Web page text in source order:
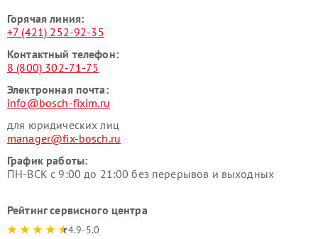
Горячая линия:
+7 (421) 252-92-35
Контактный телефон:
8 (800) 302-71-75
Электронная почта:
info@bosch-fixim.ru
для юридических лиц
manager@fix-bosch.ru
График работы:
ПН-ВСК с 9:00 до 21:00 без перерывов и выходных
Рейтинг сервисного центра
4.9-5.0